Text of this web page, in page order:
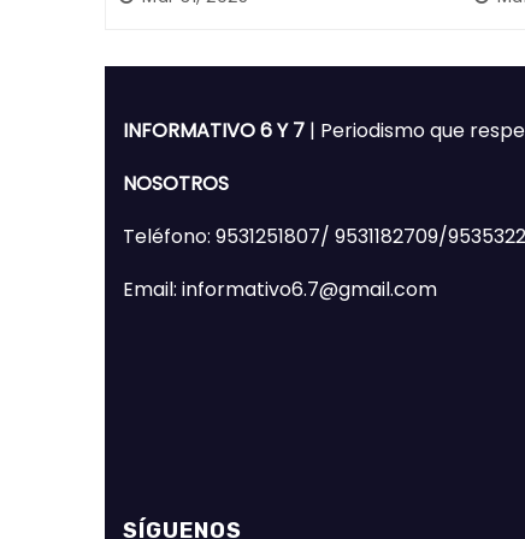
de Huajuapan de León
INFORMATIVO 6 Y 7 | Periodismo que
NOSOTROS
Teléfono: 9531251807/ 9531182709/
Email: informativo6.7@gmail.com
SÍGUENOS